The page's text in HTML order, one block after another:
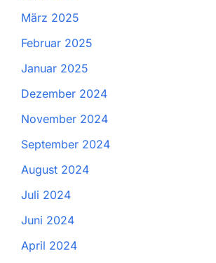
März 2025
Februar 2025
Januar 2025
Dezember 2024
November 2024
September 2024
August 2024
Juli 2024
Juni 2024
April 2024